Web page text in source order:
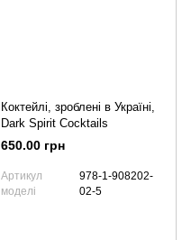
Коктейлі, зроблені в Україні,
Dark Spirit Cocktails
650.00 грн
Артикул
моделі
978-1-908202-
02-5